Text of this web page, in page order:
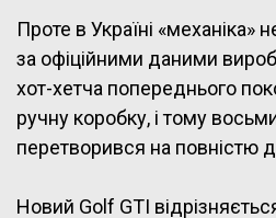
Проте в Україні «механіка»
за офіційними даними
хот-хетча попереднього
ручну коробку, і тому
перетворився на повністю
Новий Golf GTI